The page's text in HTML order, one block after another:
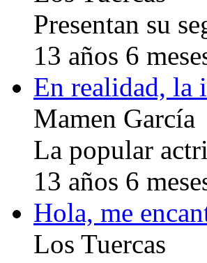
Presentan su
13 años 6
En realidad, la
Mamen García
La popular
13 años 6
Hola, me
Los Tuercas